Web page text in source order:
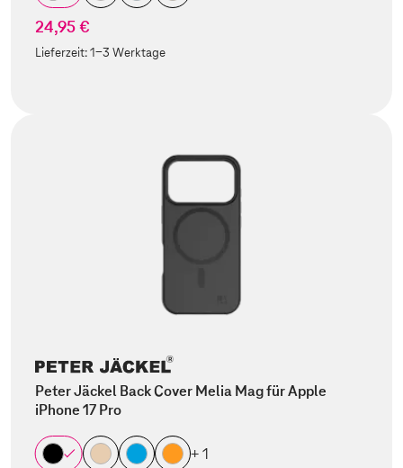
24,95 €
Lieferzeit:1-3 Werktage
Peter Jäckel Back Cover Melia Mag für Apple
iPhone 17 Pro
+ 1